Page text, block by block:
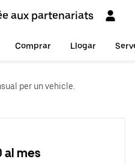
aux partenariats
Comprar Llogar
per un vehicle.
mes